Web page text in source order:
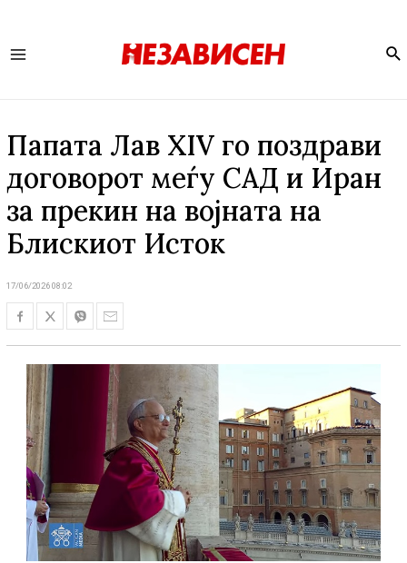
Папата Лав XIV го поздрави
договорот меѓу САД и Иран
за прекин на војната на
Блискиот Исток
17/06/2026 08:02